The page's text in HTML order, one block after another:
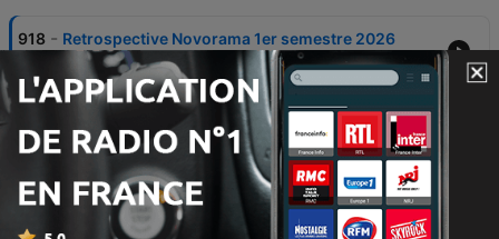
918 - Retrospective Novorama 1er semestre 2026
29 juin 2026
917 - Novorama du 22 juin 2026
22 juin 2026
916 - Novorama du 15 juin 2026
15 juin 2026